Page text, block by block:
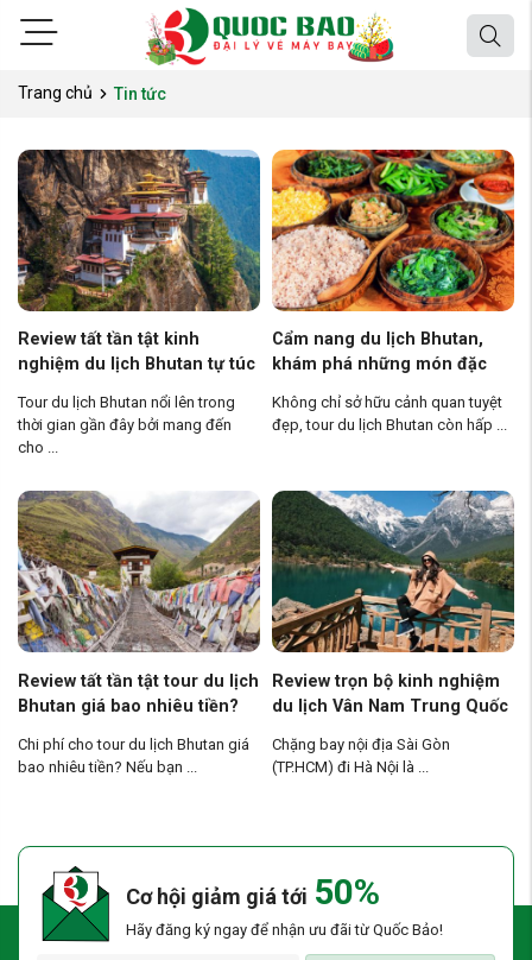
Trang chủ Tin tức
Review tất tần tật kinh
nghiệm du lịch Bhutan tự túc
Tour du lịch Bhutan nổi lên trong
thời gian gần đây bởi mang đến
cho ...
Cẩm nang du lịch Bhutan,
khám phá những món đặc
sản ngon khó cưỡng
Không chỉ sở hữu cảnh quan tuyệt
đẹp, tour du lịch Bhutan còn hấp ...
Review tất tần tật tour du lịch
Bhutan giá bao nhiêu tiền?
Chi phí cho tour du lịch Bhutan giá
bao nhiêu tiền? Nếu bạn ...
Review trọn bộ kinh nghiệm
du lịch Vân Nam Trung Quốc
Chặng bay nội địa Sài Gòn
(TP.HCM) đi Hà Nội là ...
Cơ hội giảm giá tới 50%
Hãy đăng ký ngay để nhận ưu đãi từ Quốc Bảo!